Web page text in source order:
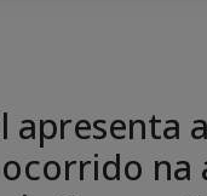
apresenta
na